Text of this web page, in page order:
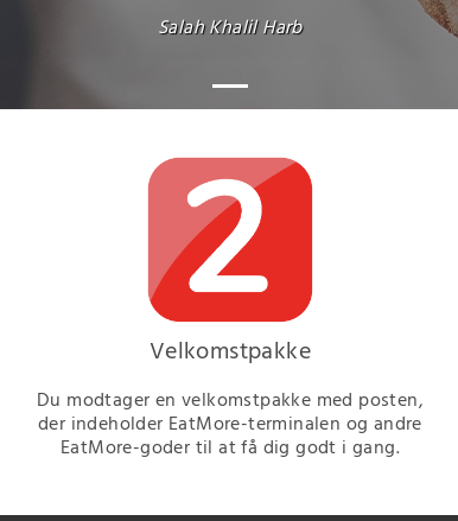
Salah Khalil Harb
Velkomstpakke
Du modtager en velkomstpakke med posten,
der indeholder EatMore-terminalen og andre
EatMore-goder til at få dig godt i gang.